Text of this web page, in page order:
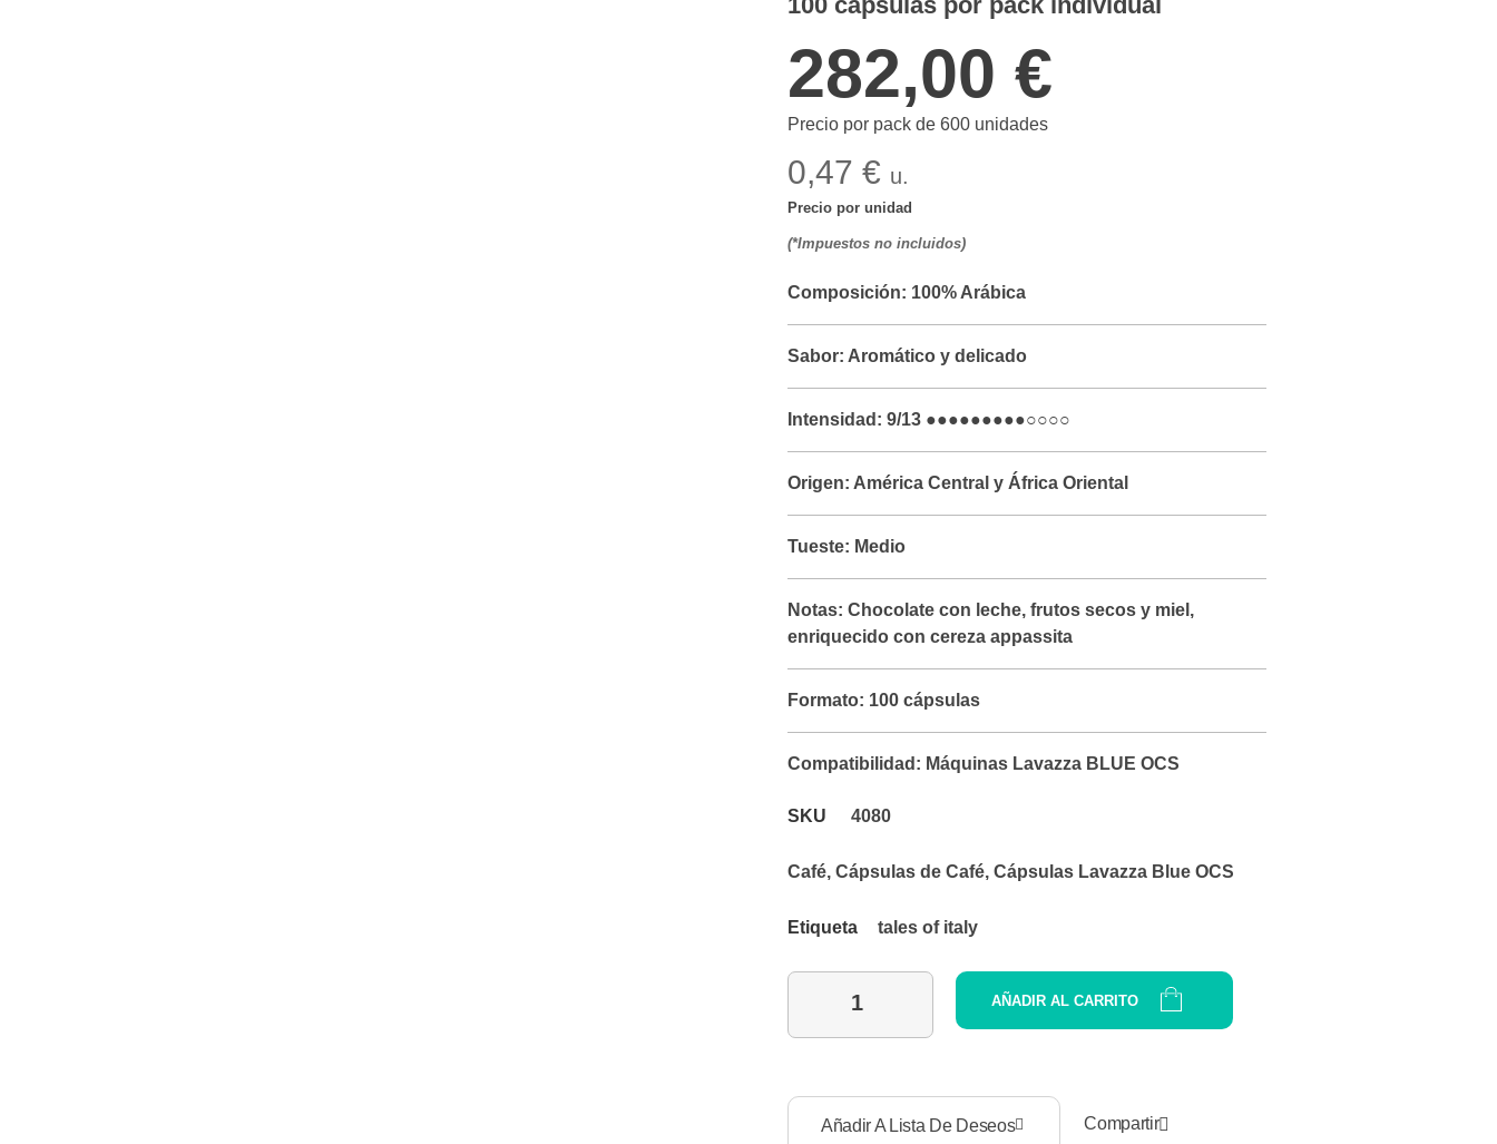
Precio por pack de 600 unidades
(*Impuestos no incluidos)
282,00 €
Precio por unidad
Composición: 100% Arábica
Sabor: Aromático y delicado
Intensidad: 9/13 ●●●●●●●●●○○○○
Origen: América Central y África Oriental
Tueste: Medio
Notas: Chocolate con leche, frutos secos y miel,
enriquecido con cereza appassita
Formato: 100 cápsulas
Compatibilidad: Máquinas Lavazza BLUE OCS
AÑADIR AL CARRITO
Añadir A Lista De Deseos Compartir
SKU 4080
Café, Cápsulas de Café, Cápsulas Lavazza Blue OCS
Etiqueta tales of italy
0,47 € u.